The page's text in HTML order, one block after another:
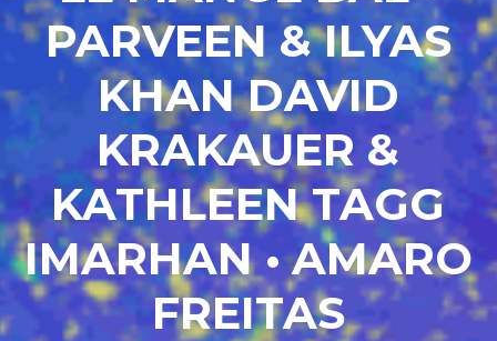
PARVEEN & ILYAS
KHANDAVID
KRAKAUER &
KATHLEEN TAGG
IMARHAN• AMARO
FREITAS